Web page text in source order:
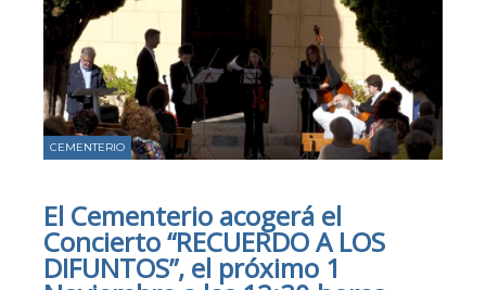
CEMENTERIO
El Cementerio acogerá el
Concierto “RECUERDO A LOS
DIFUNTOS”, el próximo 1